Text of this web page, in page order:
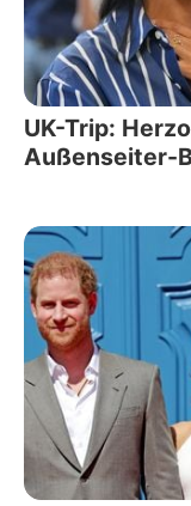
UK-Trip:
Außenseiter-